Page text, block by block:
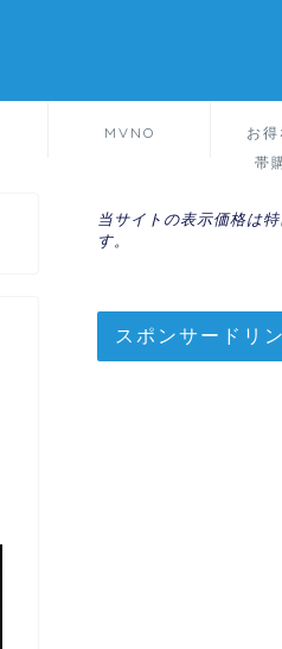
MVNO
お
帯
当サイトの表示価格は
す。
スポンサードリ